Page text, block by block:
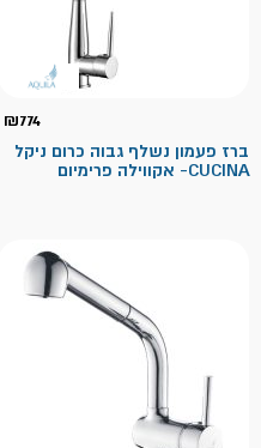
₪774
ברז פעמון נשלף גבוה כרום ניקל
CUCINA- אקווילה פרימיום